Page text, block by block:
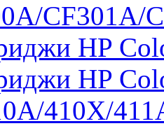
CF301A/
HP
HP
410X/